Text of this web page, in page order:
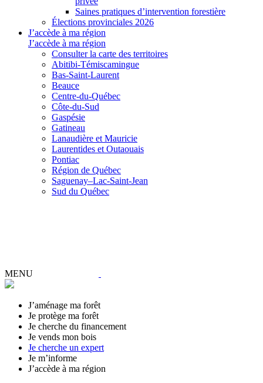
Saines pratiques d’intervention forestière
Élections provinciales 2026
J’accède à ma région
J’accède à ma région
Consulter la carte des territoires
Abitibi-Témiscamingue
Bas-Saint-Laurent
Beauce
Centre-du-Québec
Côte-du-Sud
Gaspésie
Gatineau
Lanaudière et Mauricie
Laurentides et Outaouais
Pontiac
Région de Québec
Saguenay–Lac-Saint-Jean
Sud du Québec
MENU
J’aménage ma forêt
Je protège ma forêt
Je cherche du financement
Je vends mon bois
Je cherche un expert
Je m’informe
J’accède à ma région